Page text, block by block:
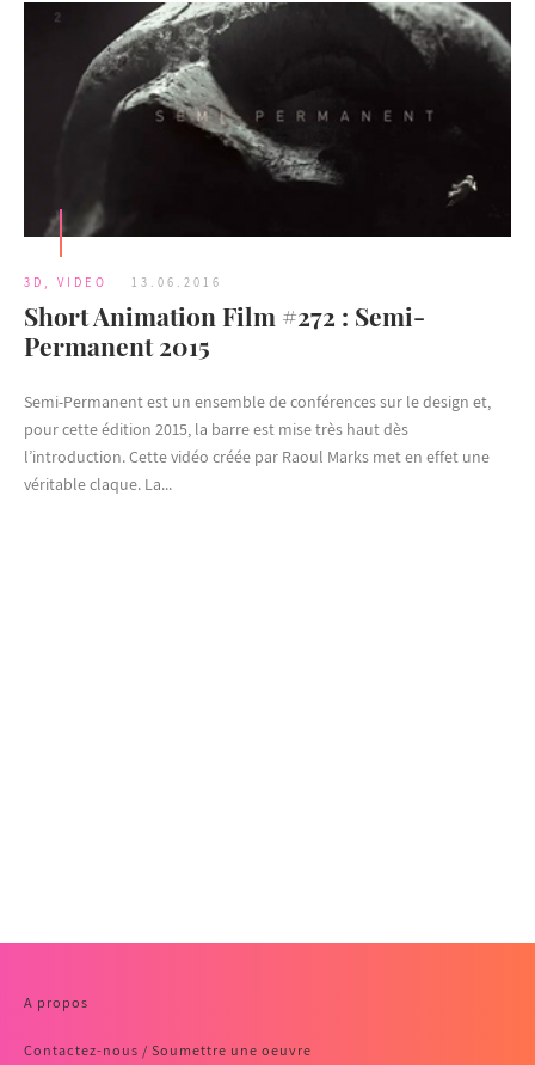
3D , VIDEO 13.06.2016
Short Animation Film #272 : Semi-
Permanent 2015
Semi-Permanent est un ensemble de conférences sur le design et,
pour cette édition 2015, la barre est mise très haut dès
l’introduction. Cette vidéo créée par Raoul Marks met en effet une
véritable claque. La...
A propos
Contactez-nous / Soumettre une oeuvre